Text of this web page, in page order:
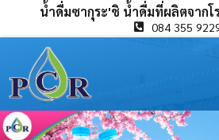
น้ำดื่มซากุระ'ชิ น้ำดื่มที่ผลิตจากโ
084 355